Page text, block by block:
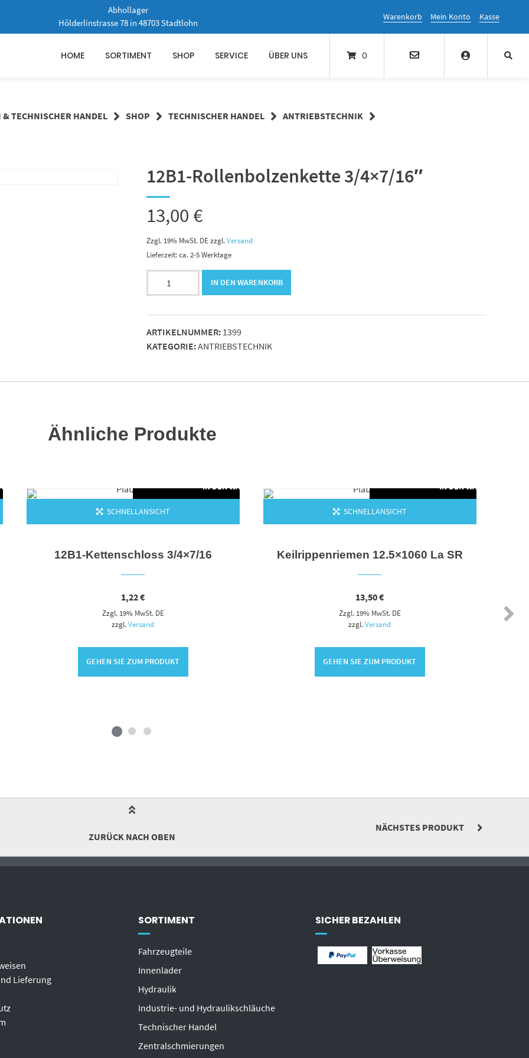
Abhollager
Hölderlinstrasse 78 in 48703 Stadtlohn
Warenkorb Mein Konto Kasse
HOME SORTIMENT SHOP SERVICE ÜBER UNS 0
TECHNISCHER HANDEL SHOP TECHNISCHER HANDEL
ANTRIEBSTECHNIK
12B1-Rollenbolzenkette 3/4×7/16″
13,00€
Zzgl. 19% MwSt. DE zzgl.Versand
Lieferzeit: ca. 2-5 Werktage
Rollenbolzenkette
Menge
IN DEN WARENKORB
ARTIKELNUMMER: 1399
KATEGORIE:ANTRIEBSTECHNIK
Ähnliche Produkte
IN DEN WARENKORB
SCHNELLANSICHT
12B1-Kettenschloss 3/4×7/16
1,22€
Zzgl. 19% MwSt. DE
zzgl.Versand
GEHEN SIE ZUM PRODUKT
IN DEN WARENKORB
SCHNELLANSICHT
Keilrippenriemen 12.5×1060 La SR
13,50€
Zzgl. 19% MwSt. DE
zzgl.Versand
GEHEN SIE ZUM PRODUKT
NÄCHSTES PRODUKT
ZURÜCK NACH OBEN
Lieferung
SORTIMENT
Fahrzeugteile
Innenlader
Hydraulik
Industrie- und Hydraulikschläuche
Technischer Handel
Zentralschmierungen
SICHER BEZAHLEN